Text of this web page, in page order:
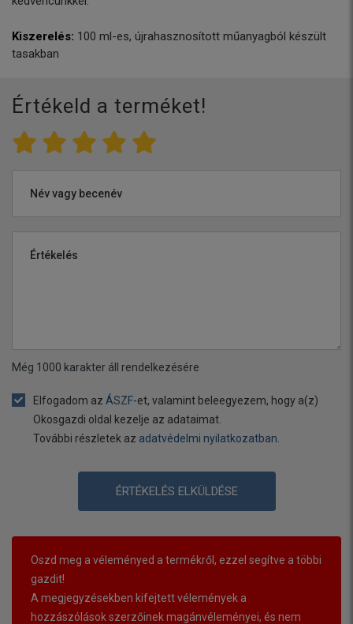
Kiszerelés: 100 ml-es, újrahasznosított műanyagból készült
tasakban
Értékeld a terméket!
Név vagy becenév
Értékelés
Még 1000 karakter áll rendelkezésére
Elfogadom az ÁSZF-et, valamint beleegyezem, hogy a(z)
Okosgazdi oldal kezelje az adataimat.
További részletek az adatvédelmi nyilatkozatban
ÉRTÉKELÉS ELKÜLDÉSE
Oszd meg a véleményed a termékről, ezzel segítve a többi
gazdit!
A megjegyzésekben kifejtett vélemények a
hozzászólások szerzőinek magánvéleményei, és nem